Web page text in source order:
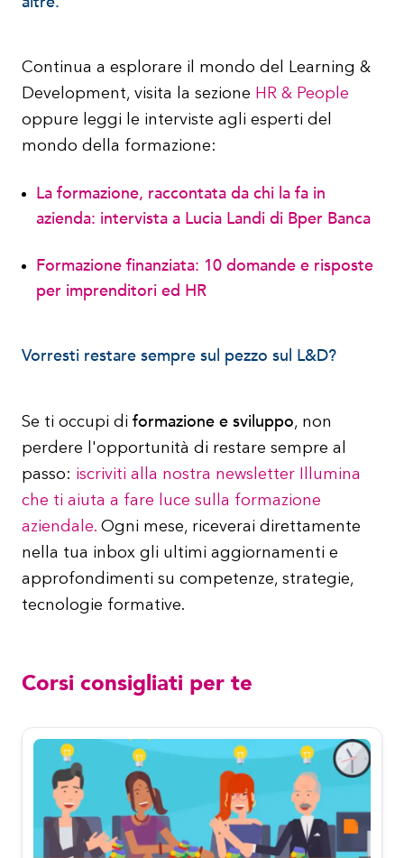
Continua a esplorare il mondo del Learning &
Development, visita la sezione HR & People
oppure leggi le interviste agli esperti del
mondo della formazione:
La formazione, raccontata da chi la fa in
azienda: intervista a Lucia Landi di Bper Banca
Formazione finanziata: 10 domande e risposte
per imprenditori ed HR
Vorresti restare sempre sul pezzo sul L&D?
Se ti occupi di formazione e sviluppo, non
perdere l'opportunità di restare sempre al
passo: iscriviti alla nostra newsletter Illumina
che ti aiuta a fare luce sulla formazione
aziendale. Ogni mese, riceverai direttamente
nella tua inbox gli ultimi aggiornamenti e
approfondimenti su competenze, strategie,
tecnologie formative.
Corsi consigliati per te